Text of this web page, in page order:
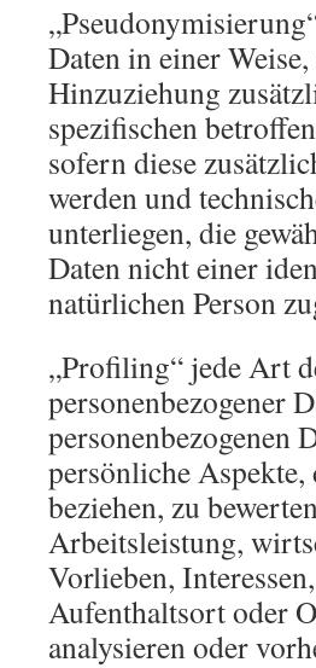
Daten in einer
Hinzuziehung
spezifischen
sofern diese
werden und
unterliegen, die
Daten nicht einer
natürlichen Person
„Profiling“ jede Art
personenbezogener
personenbezogenen
persönliche
beziehen, zu
Arbeitsleistung,
Vorlieben,
Aufenthaltsort oder
analysieren oder